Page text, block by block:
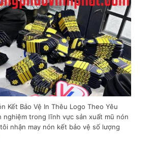
Kết Bảo Vệ In Thêu Logo Theo Yêu
nghiệm trong lĩnh vực sản xuất mũ nón
nhận may nón kết bảo vệ số lượng